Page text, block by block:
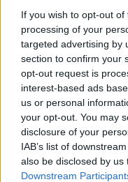
If you wish to opt-out
processing of your
targeted advertising by
section to confirm your
opt-out request is
interest-based ads
us or personal
your opt-out. You may
disclosure of your
IAB’s list of
also be disclosed by
Downstream
https://t.co/
— Turkish MFA
Facebook
Email
Tags: ΗΠΑ